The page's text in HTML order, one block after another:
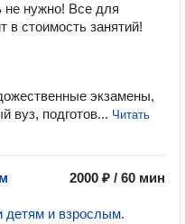
не нужно! Все для
в стоимость занятий!
экзамены,
вуз, подготов... Читать
2000 ₽ / 60 мин
детям и взрослым.